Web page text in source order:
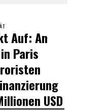
Auf: An
Paris
USD